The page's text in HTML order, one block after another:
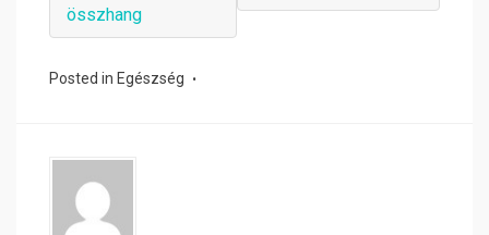
összhang
Posted in Egészség